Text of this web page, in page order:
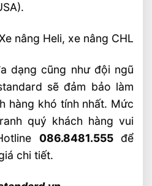
nâng Heli, xe nâng CHL
dạng cũng như đội ngũ
sẽ đảm bảo làm
hàng khó tính nhất. Mức
quý khách hàng vui
086.8481.555để
chi tiết.